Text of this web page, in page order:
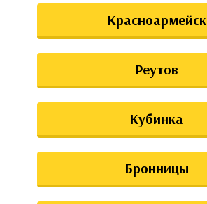
Красноармейск
Реутов
Кубинка
Бронницы